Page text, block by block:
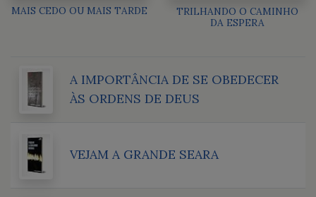
MAIS CEDO OU MAIS TARDE
TRILHANDO O CAMINHO
DA ESPERA
A IMPORTÂNCIA DE SE OBEDECER
ÀS ORDENS DE DEUS
VEJAM A GRANDE SEARA